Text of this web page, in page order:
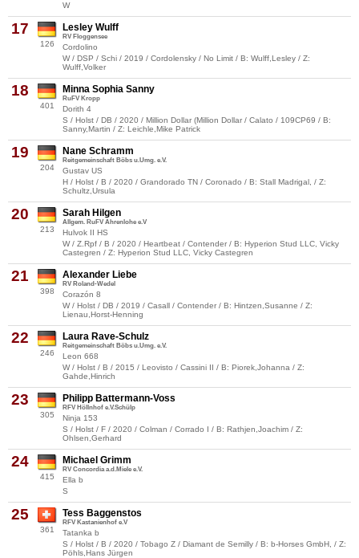
W
17
126
Lesley Wulff
RV Floggensee
Cordolino
W / DSP / Schi / 2019 / Cordolensky / No Limit / B: Wulff,Lesley / Z:
Wulff,Volker
18
401
Minna Sophia Sanny
RuFV Kropp
Dorith 4
S / Holst / DB / 2020 / Million Dollar (Million Dollar / Calato / 109CP69 / B:
Sanny,Martin / Z: Leichle,Mike Patrick
19
204
Nane Schramm
Reitgemeinschaft Böbs u.Umg. e.V.
Gustav US
H / Holst / B / 2020 / Grandorado TN / Coronado / B: Stall Madrigal, / Z:
Schultz,Ursula
20
213
Sarah Hilgen
Allgem. RuFV Ahrenlohe e.V
Hulvok II HS
W / Z.Rpf / B / 2020 / Heartbeat / Contender / B: Hyperion Stud LLC, Vicky
Castegren / Z: Hyperion Stud LLC, Vicky Castegren
21
398
Alexander Liebe
RV Roland-Wedel
Corazón 8
W / Holst / DB / 2019 / Casall / Contender / B: Hintzen,Susanne / Z:
Lienau,Horst-Henning
22
246
Laura Rave-Schulz
Reitgemeinschaft Böbs u.Umg. e.V.
Leon 668
W / Holst / B / 2015 / Leovisto / Cassini II / B: Piorek,Johanna / Z:
Gahde,Hinrich
23
305
Philipp Battermann-Voss
RFV Höllnhof e.V.Schülp
Ninja 153
S / Holst / F / 2020 / Colman / Corrado I / B: Rathjen,Joachim / Z:
Ohlsen,Gerhard
24
415
Michael Grimm
RV Concordia a.d.Miele e.V.
Ella b
S
25
361
Tess Baggenstos
RFV Kastanienhof e.V
Tatanka b
S / Holst / B / 2020 / Tobago Z / Diamant de Semilly / B: b-Horses GmbH, / Z:
Pöhls,Hans Jürgen